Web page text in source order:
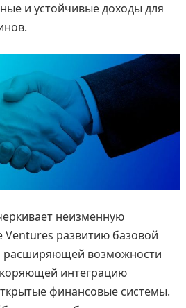
и устойчивые доходы для
неизменную
Ventures развитию базовой
расширяющей возможности
интеграцию
финансовые системы.